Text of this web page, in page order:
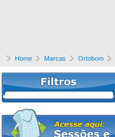
Home Marcas Ortobom